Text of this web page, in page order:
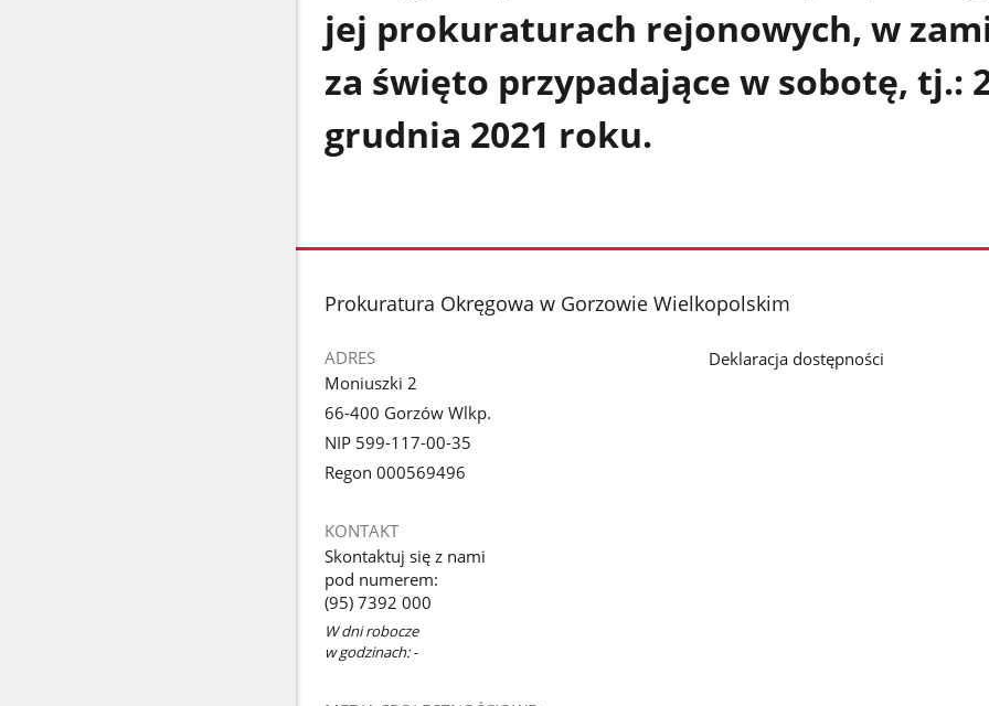
jej prokuraturach rejonowych, w
za święto przypadające w sobotę, tj.:
grudnia 2021 roku.
stopka
Prokuratura Okręgowa w Gorzowie Wielkopolskim
ADRES
Moniuszki 2
66-400 Gorzów Wlkp.
NIP 599-117-00-35
Regon 000569496
KONTAKT
Skontaktuj się z nami
pod numerem:
(95) 7392 000
W dni robocze
w godzinach: -
Deklaracja dostępności